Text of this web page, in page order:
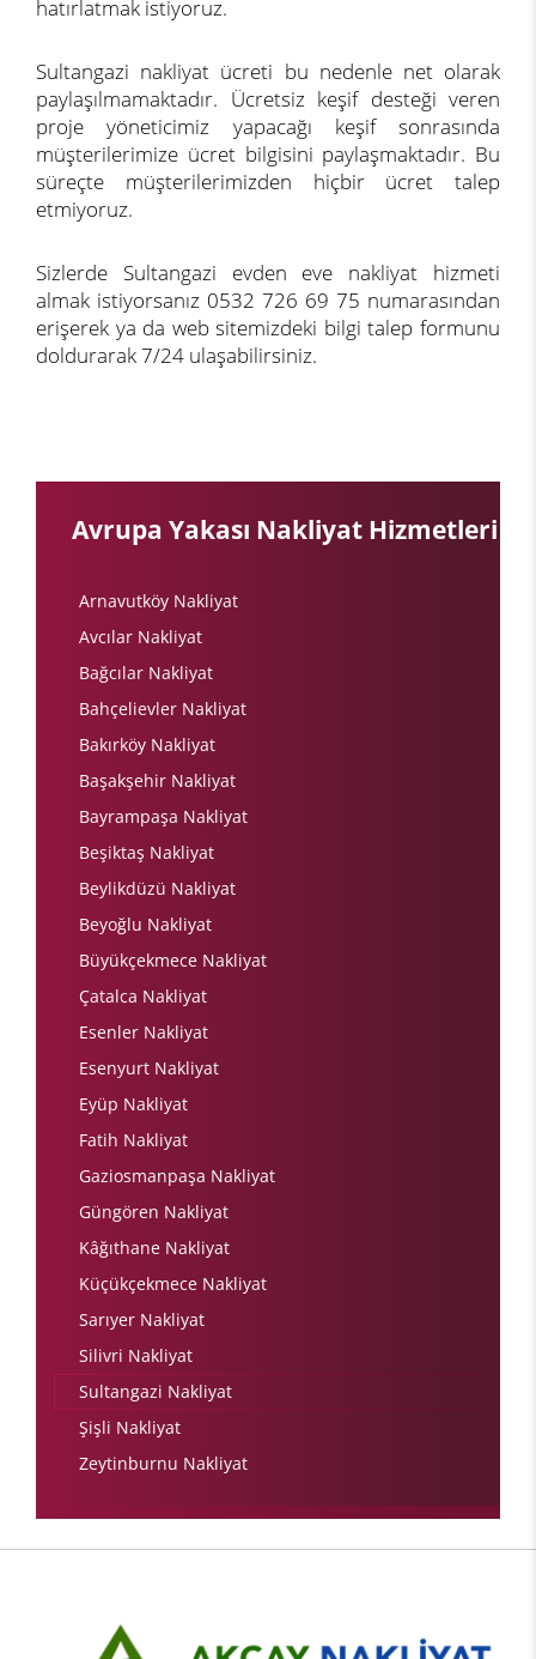
hatırlatmak istiyoruz.
Sultangazi nakliyat ücreti bu nedenle net olarak
paylaşılmamaktadır. Ücretsiz keşif desteği veren
proje yöneticimiz yapacağı keşif sonrasında
müşterilerimize ücret bilgisini paylaşmaktadır. Bu
süreçte müşterilerimizden hiçbir ücret talep
etmiyoruz.
Sizlerde Sultangazi evden eve nakliyat hizmeti
almak istiyorsanız 0532 726 69 75 numarasından
erişerek ya da web sitemizdeki bilgi talep formunu
doldurarak 7/24 ulaşabilirsiniz.
Avrupa Yakası Nakliyat Hizmetleri
Arnavutköy Nakliyat
Avcılar Nakliyat
Bağcılar Nakliyat
Bahçelievler Nakliyat
Bakırköy Nakliyat
Başakşehir Nakliyat
Bayrampaşa Nakliyat
Beşiktaş Nakliyat
Beylikdüzü Nakliyat
Beyoğlu Nakliyat
Büyükçekmece Nakliyat
Çatalca Nakliyat
Esenler Nakliyat
Esenyurt Nakliyat
Eyüp Nakliyat
Fatih Nakliyat
Gaziosmanpaşa Nakliyat
Güngören Nakliyat
Kâğıthane Nakliyat
Küçükçekmece Nakliyat
Sarıyer Nakliyat
Silivri Nakliyat
Sultangazi Nakliyat
Şişli Nakliyat
Zeytinburnu Nakliyat